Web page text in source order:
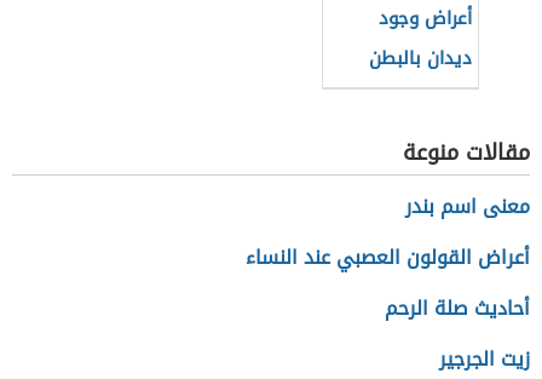
أعراض وجود
ديدان بالبطن
مقالات منوعة
معنى اسم بندر
أعراض القولون العصبي عند النساء
أحاديث صلة الرحم
زيت الجرجير